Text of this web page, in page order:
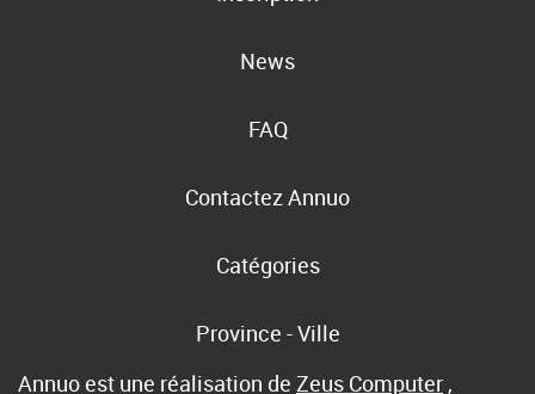
News
FAQ
Contactez Annuo
Catégories
Province - Ville
Annuo est une réalisation de Zeus Computer ,